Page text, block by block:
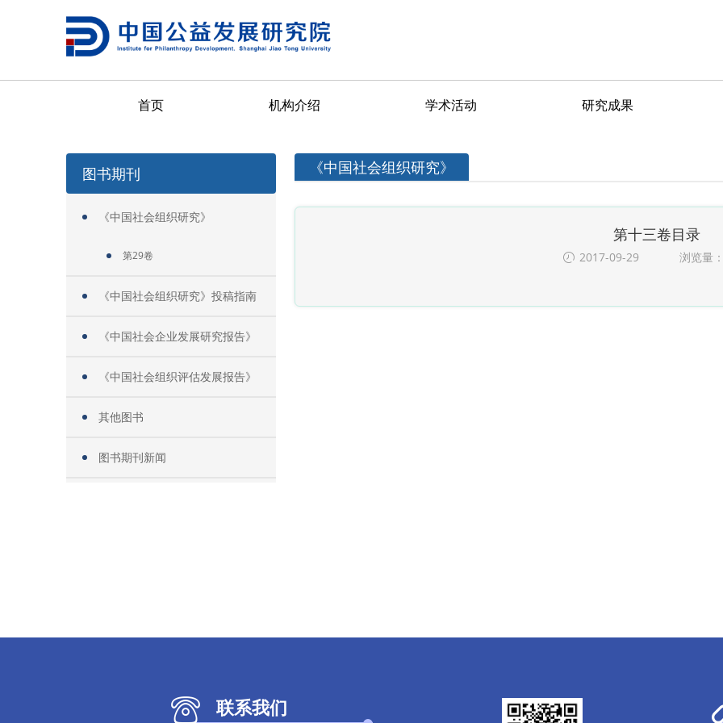
首页 机构介绍 学术活动 研究成果
图书期刊
《中国社会组织研究》
第29卷
《中国社会组织研究》投稿指南
《中国社会企业发展研究报告》
《中国社会组织评估发展报告》
其他图书
图书期刊新闻
《中国社会组织研究》
第十三卷目录
2017-09-29 浏览量
联系我们